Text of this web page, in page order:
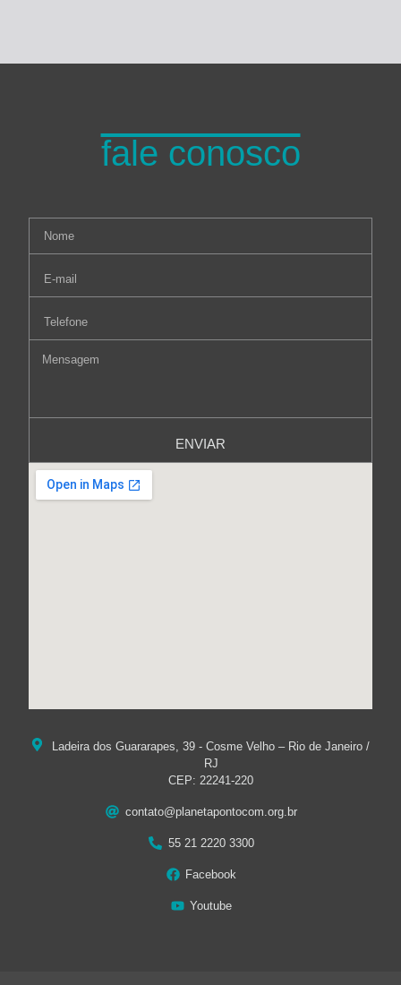
fale conosco
ENVIAR
Ladeira dos Guararapes, 39 - Cosme Velho – Rio de Janeiro /
RJ
CEP: 22241-220
contato@planetapontocom.org.br
55 21 2220 3300
Facebook
Youtube